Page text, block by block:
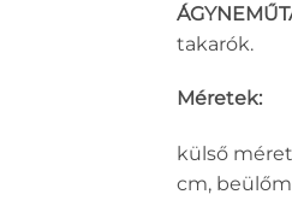
takarók.
Méretek:
külső
cm,